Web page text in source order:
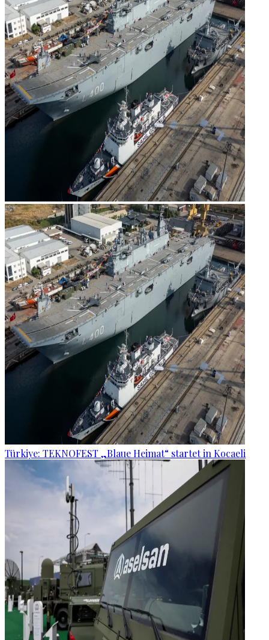
Türkiye: TEKNOFEST „Blaue Heimat“ startet in Kocaeli